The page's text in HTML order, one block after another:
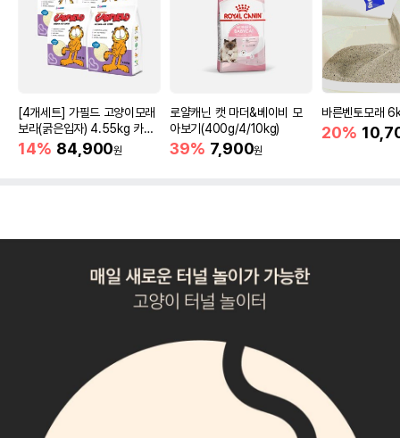
[4개세트] 가필드 고양이모래
보라(굵은입자) 4.55kg 카사
바모래
14% 84,900원
로얄캐닌 캣 마더&베이비 모
아보기(400g/4/10kg)
39% 7,900원
바른벤토모래
20%